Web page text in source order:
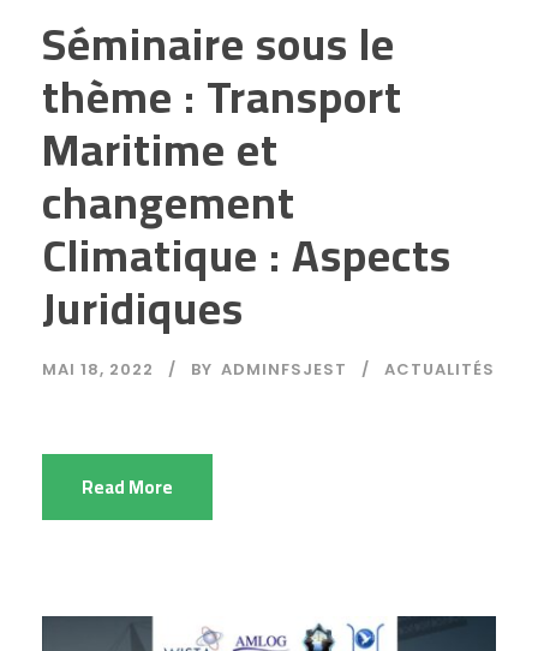
Séminaire sous le
thème : Transport
Maritime et
changement
Climatique : Aspects
Juridiques
MAI 18, 2022 BY ADMINFSJEST ACTUALITÉS
Read More